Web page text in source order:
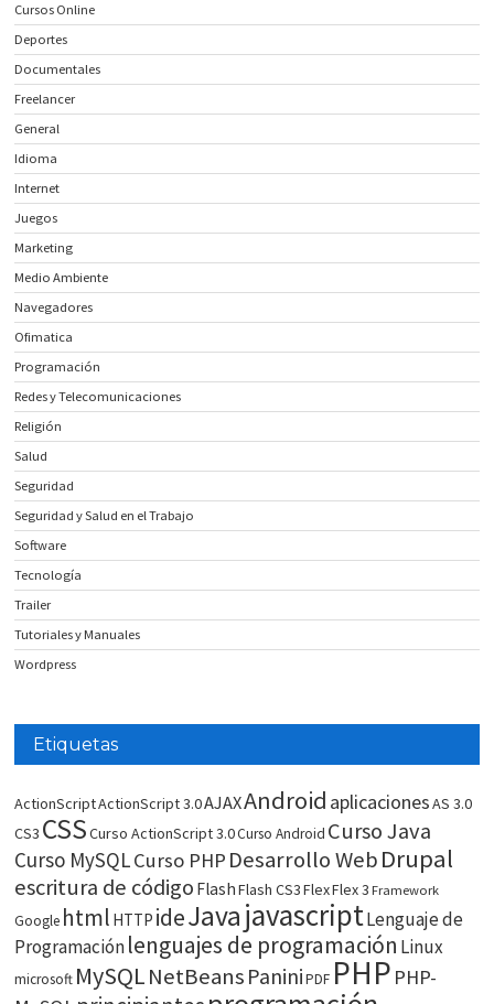
Cursos Online
Deportes
Documentales
Freelancer
General
Idioma
Internet
Juegos
Marketing
Medio Ambiente
Navegadores
Ofimatica
Programación
Redes y Telecomunicaciones
Religión
Salud
Seguridad
Seguridad y Salud en el Trabajo
Software
Tecnología
Trailer
Tutoriales y Manuales
Wordpress
Etiquetas
ActionScriptActionScript 3.0AJAXAndroid aplicacionesAS 3.0
CS3 CSSCurso ActionScript 3.0Curso Android Curso Java
Curso MySQLCurso PHP Desarrollo WebDrupal
escritura de código FlashFlash CS3FlexFlex 3 Framework
Google html HTTP ideJavajavascriptLenguaje de
Programaciónlenguajes de programación Linux
microsoft MySQLNetBeans Panini PDF PHP PHP-